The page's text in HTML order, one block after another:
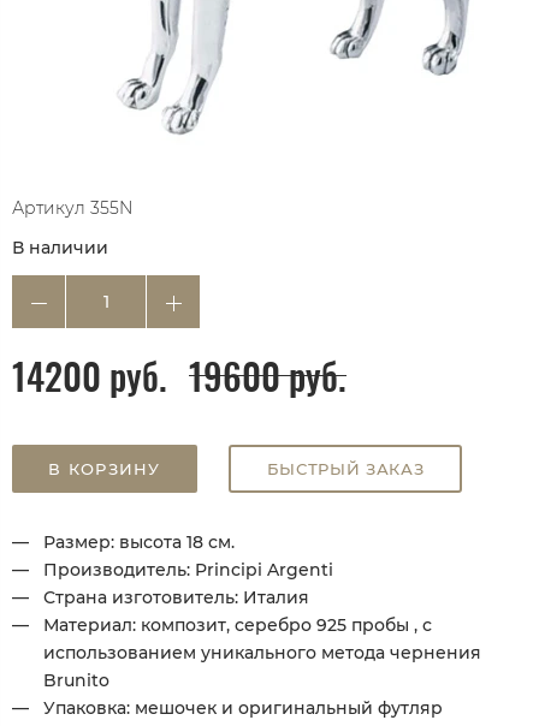
Артикул 355N
В наличии
14200 руб. 19600 руб.
В КОРЗИНУ БЫСТРЫЙ ЗАКАЗ
Размер: высота 18 см.
Производитель: Principi Argenti
Страна изготовитель: Италия
Материал: композит, серебро 925 пробы , с
использованием уникального метода чернения
Brunito
Упаковка: мешочек и оригинальный футляр